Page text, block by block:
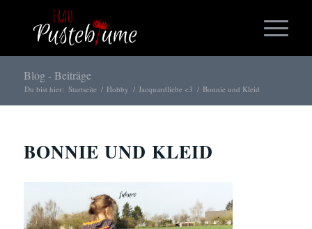
Blog - Beiträge
Du bist hier: Startseite / Hobby / Jacquardliebe <3 / Bonnie und Kleid
BONNIE UND KLEID